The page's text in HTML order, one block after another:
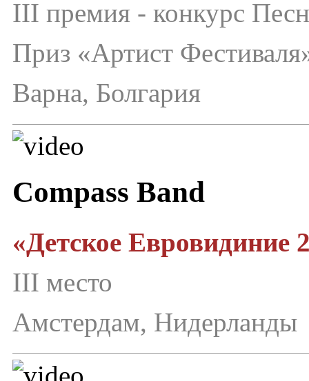
III премия - конкурс
Приз «Артист
Варна, Болгария
Compass Band
«Детское Евровидиние
III место
Амстердам, Нидерланды